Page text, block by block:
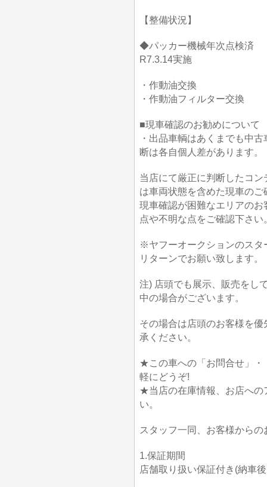
【整備状況】
◆パッカー機械年次点検済
R7.3.14実施
・作動油交換
・作動油フィルター交換
■現車確認のお勧めについて
・出品車輌はあくまでも中
断は各自個人差があります。
当店にて厳正に判断したコ
は車両状態を含めた現車の
現車確認が困難なエリアの
点や不明な点をご確認下さい
※ヤフーオークションのスタ
リターンでお願い致します。
注) 店頭でも展示、販売をし
中の場合がございます。
その場合は店頭のお客様を
承ください。
★この車への「お問合せ」・
軽にどうぞ!
★当店の在庫情報、お店への
い。
スタッフ一同、お客様から
1.保証期間
店舗取り扱い保証付き(納車